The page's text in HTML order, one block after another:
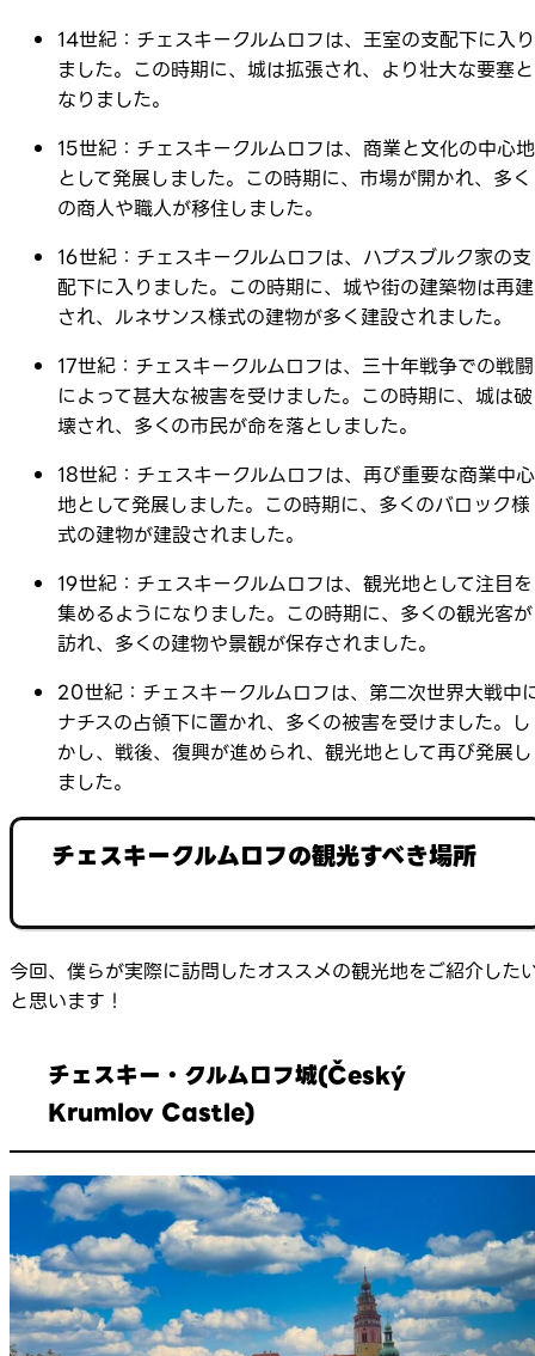
14世紀：チェスキークルムロフは、王室の支配下に入り
ました。この時期に、城は拡張され、より壮大な要塞と
なりました。
15世紀：チェスキークルムロフは、商業と文化の中心地
として発展しました。この時期に、市場が開かれ、多く
の商人や職人が移住しました。
16世紀：チェスキークルムロフは、ハプスブルク家の支
配下に入りました。この時期に、城や街の建築物は再建
され、ルネサンス様式の建物が多く建設されました。
17世紀：チェスキークルムロフは、三十年戦争での戦闘
によって甚大な被害を受けました。この時期に、城は破
壊され、多くの市民が命を落としました。
18世紀：チェスキークルムロフは、再び重要な商業中心
地として発展しました。この時期に、多くのバロック様
式の建物が建設されました。
19世紀：チェスキークルムロフは、観光地として注目を
集めるようになりました。この時期に、多くの観光客が
訪れ、多くの建物や景観が保存されました。
20世紀：チェスキークルムロフは、第二次世界大戦中
ナチスの占領下に置かれ、多くの被害を受けました。し
かし、戦後、復興が進められ、観光地として再び発展し
ました。
チェスキークルムロフの観光すべき場所
今回、僕らが実際に訪問したオススメの観光地をご紹介した
と思います！
チェスキー・クルムロフ城(Český
Krumlov Castle)